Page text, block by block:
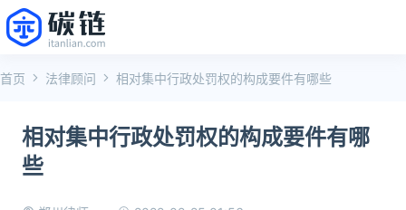
首页 法律顾问 相对集中行政处罚权的构成要件有哪些
相对集中行政处罚权的构成要件有哪
些